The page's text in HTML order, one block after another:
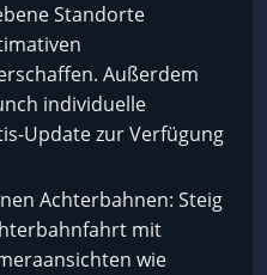
Standorte
Außerdem
individuelle
Update zur Verfügung
Achterbahnen: Steig
mit
wie